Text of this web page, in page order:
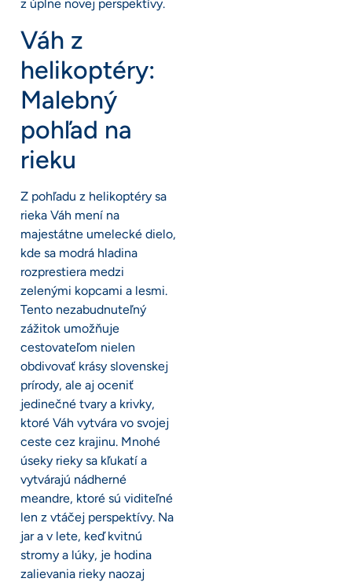
z úplne novej perspektívy.
Váh z
helikoptéry:
Malebný
pohľad na
rieku
Z pohľadu z helikoptéry sa
rieka Váh mení na
majestátne umelecké dielo,
kde sa modrá hladina
rozprestiera medzi
zelenými kopcami a lesmi.
Tento nezabudnuteľný
zážitok umožňuje
cestovateľom nielen
obdivovať krásy slovenskej
prírody, ale aj oceniť
jedinečné tvary a krivky,
ktoré Váh vytvára vo svojej
ceste cez krajinu. Mnohé
úseky rieky sa kľukatí a
vytvárajú nádherné
meandre, ktoré sú viditeľné
len z vtáčej perspektívy. Na
jar a v lete, keď kvitnú
stromy a lúky, je hodina
zalievania rieky naozaj